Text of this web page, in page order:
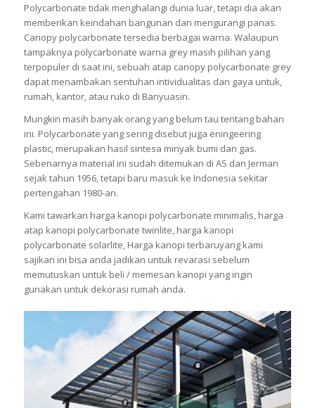
Polycarbonate tidak menghalangi dunia luar, tetapi dia akan
memberikan keindahan bangunan dan mengurangi panas.
Canopy polycarbonate tersedia berbagai warna. Walaupun
tampaknya polycarbonate warna grey masih pilihan yang
terpopuler di saat ini, sebuah atap canopy polycarbonate grey
dapat menambakan sentuhan intividualitas dan gaya untuk,
rumah, kantor, atau ruko di Banyuasin.
Mungkin masih banyak orang yang belum tau tentang bahan
ini. Polycarbonate yang sering disebut juga eningeering
plastic, merupakan hasil sintesa minyak bumi dan gas.
Sebenarnya material ini sudah ditemukan di AS dan Jerman
sejak tahun 1956, tetapi baru masuk ke Indonesia sekitar
pertengahan 1980-an.
Kami tawarkan harga kanopi polycarbonate minimalis, harga
atap kanopi polycarbonate twinlite, harga kanopi
polycarbonate solarlite, Harga kanopi terbaruyang kami
sajikan ini bisa anda jadikan untuk revarasi sebelum
memutuskan untuk beli / memesan kanopi yang ingin
gunakan untuk dekorasi rumah anda.